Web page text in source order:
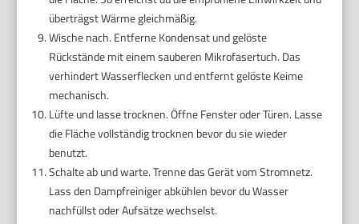
überträgst Wärme gleichmäßig.
Wische nach. Entferne Kondensat und gelöste
Rückstände mit einem sauberen Mikrofasertuch. Das
verhindert Wasserflecken und entfernt gelöste Keime
mechanisch.
Lüfte und lasse trocknen. Öffne Fenster oder Türen. Lasse
die Fläche vollständig trocknen bevor du sie wieder
benutzt.
Schalte ab und warte. Trenne das Gerät vom Stromnetz.
Lass den Dampfreiniger abkühlen bevor du Wasser
nachfüllst oder Aufsätze wechselst.